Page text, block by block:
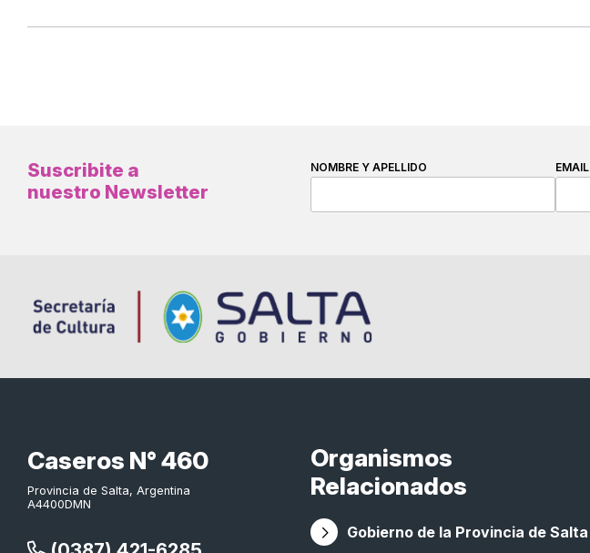
Suscribite a
nuestro Newsletter
NOMBRE Y APELLIDO EMAIL
Caseros N° 460
Provincia de Salta, Argentina
A4400DMN
Organismos
Relacionados
Gobierno de la Provincia de Salta